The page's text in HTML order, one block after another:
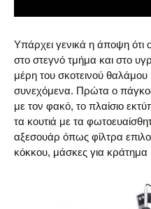
Υπάρχει γενικά η άποψη ότι
στο στεγνό τμήμα και στο
μέρη του σκοτεινού θαλάμου
συνεχόμενα. Πρώτα ο
με τον φακό, το πλαίσιο
τα κουτιά με τα
αξεσουάρ όπως φίλτρα
κόκκου, μάσκες για κράτημα